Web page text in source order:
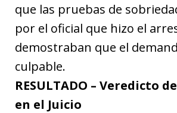
que las pruebas de
por el oficial que hizo el
demostraban que el
culpable.
RESULTADO – Veredicto
en el Juicio